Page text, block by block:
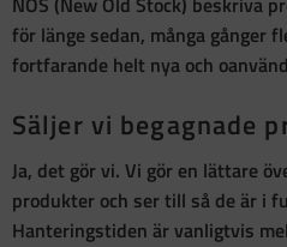
för länge sedan, många gånger
fortfarande helt nya och
Säljer vi begagnade
Ja, det gör vi. Vi gör en lättare
produkter och ser till så de är i
Hanteringstiden är vanligtvis